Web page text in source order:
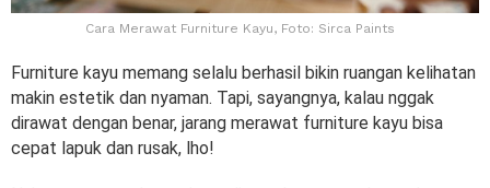
Cara Merawat Furniture Kayu, Foto: Sirca Paints
Furniture kayu memang selalu berhasil bikin ruangan kelihatan
makin estetik dan nyaman. Tapi, sayangnya, kalau nggak
dirawat dengan benar, jarang merawat furniture kayu bisa
cepat lapuk dan rusak, lho!